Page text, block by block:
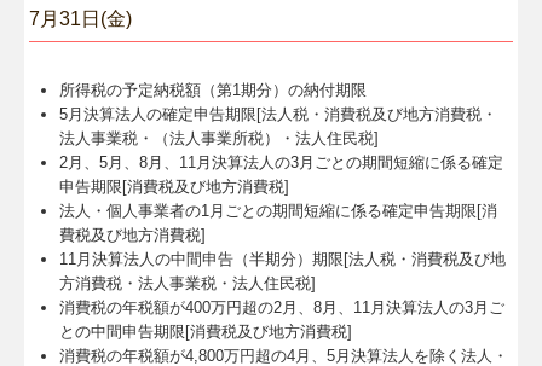
7月31日(金)
所得税の予定納税額（第1期分）の納付期限
5月決算法人の確定申告期限[法人税・消費税及び地方消費税・
法人事業税・（法人事業所税）・法人住民税]
2月、5月、8月、11月決算法人の3月ごとの期間短縮に係る確定
申告期限[消費税及び地方消費税]
法人・個人事業者の1月ごとの期間短縮に係る確定申告期限[消
費税及び地方消費税]
11月決算法人の中間申告（半期分）期限[法人税・消費税及び地
方消費税・法人事業税・法人住民税]
消費税の年税額が400万円超の2月、8月、11月決算法人の3月ご
との中間申告期限[消費税及び地方消費税]
消費税の年税額が4,800万円超の4月、5月決算法人を除く法人・